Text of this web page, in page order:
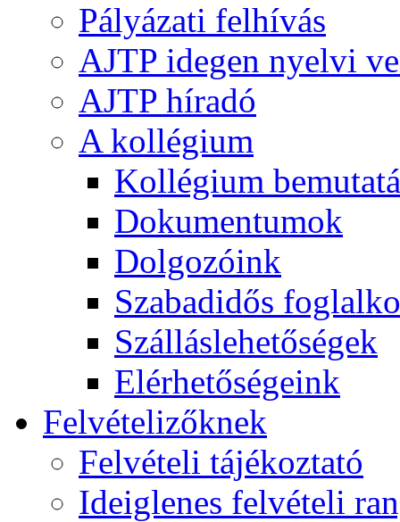
Pályázati felhívás
AJTP idegen nyelvi
AJTP híradó
A kollégium
Kollégium
Dokumentumok
Dolgozóink
Szabadidős
Szálláslehetőségek
Elérhetőségeink
Felvételizőknek
Felvételi tájékoztató
Ideiglenes felvételi